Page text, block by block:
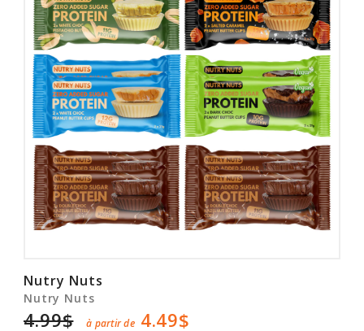
Nutry Nuts
Nutry Nuts
4.99$ à partir de4.49$
Rabais